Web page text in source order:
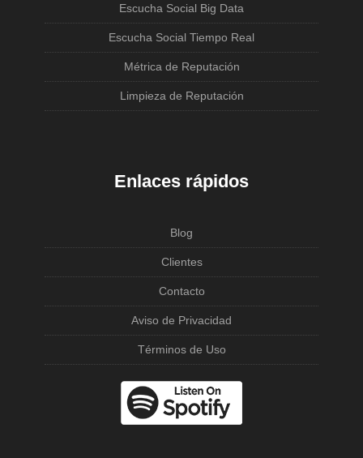
Escucha Social Big Data
Escucha Social Tiempo Real
Métrica de Reputación
Limpieza de Reputación
Enlaces rápidos
Blog
Clientes
Contacto
Aviso de Privacidad
Términos de Uso